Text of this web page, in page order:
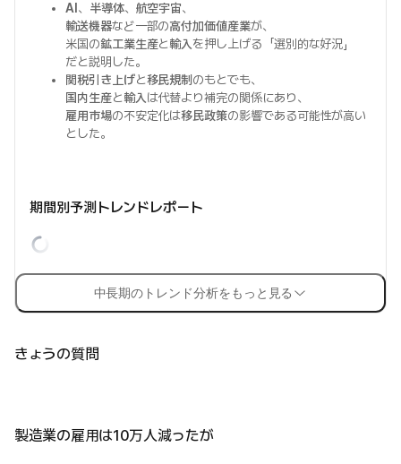
AI 、 半導体、 航空宇宙、
輸送機器など一部の高付加価値産業が、
米国の鉱工業生産と輸入を押し上げる「選別的な好況」
だと説明した。
関税引き上げと移民規制 のもとでも、
国内生産と輸入は代替より補完の関係にあり、
雇用市場の不安定化は移民政策の影響である可能性が高い
とした。
期間別予測トレンドレポート
中長期のトレンド分析をもっと見る
きょうの質問
製造業の雇用は10万人減ったが